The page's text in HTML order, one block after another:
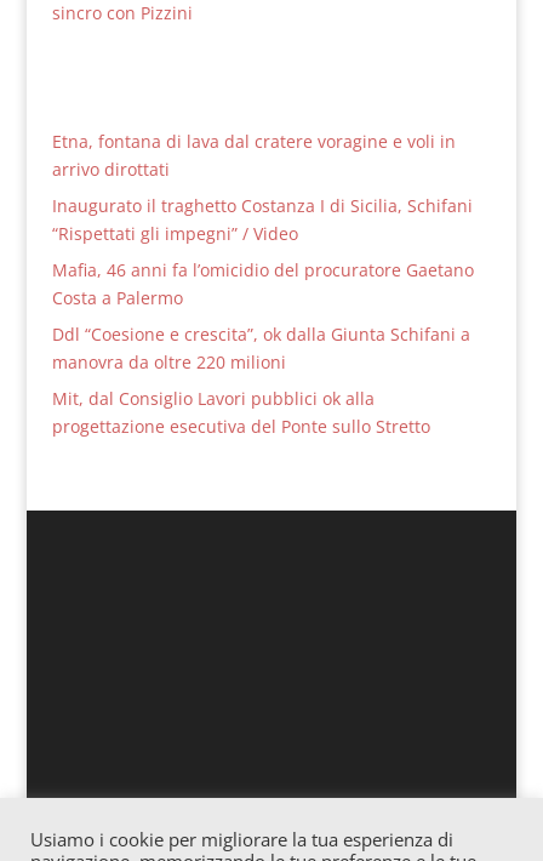
sincro con Pizzini
Etna, fontana di lava dal cratere voragine e voli in
arrivo dirottati
Inaugurato il traghetto Costanza I di Sicilia, Schifani
“Rispettati gli impegni” / Video
Mafia, 46 anni fa l’omicidio del procuratore Gaetano
Costa a Palermo
Ddl “Coesione e crescita”, ok dalla Giunta Schifani a
manovra da oltre 220 milioni
Mit, dal Consiglio Lavori pubblici ok alla
progettazione esecutiva del Ponte sullo Stretto
Associazione culturale “Officina” – Via Vitale 25
Usiamo i cookie per migliorare la tua esperienza di